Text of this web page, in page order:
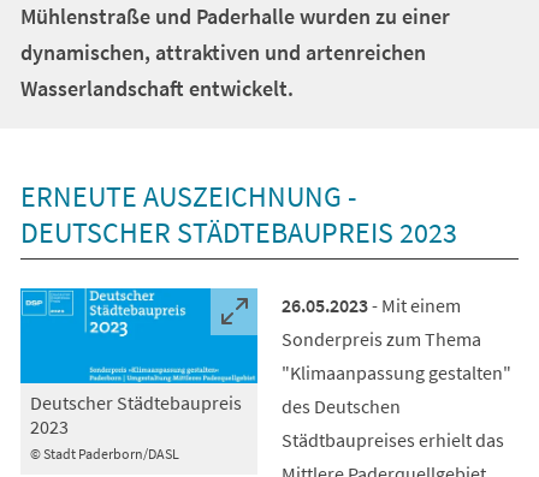
Mühlenstraße und Paderhalle wurden zu einer
dynamischen, attraktiven und artenreichen
Wasserlandschaft entwickelt.
ERNEUTE AUSZEICHNUNG -
DEUTSCHER STÄDTEBAUPREIS 2023
© Stadt Paderborn/DASL
Deutscher Städtebaupreis
2023
26.05.2023- Mit einem
Sonderpreis zum Thema
"Klimaanpassung gestalten"
des Deutschen
Städtbaupreises erhielt das